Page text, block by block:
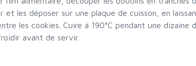
et les déposer sur une plaque de cuisson, en
les cookies. Cuire à 190°C pendant une dizaine
avant de servir.